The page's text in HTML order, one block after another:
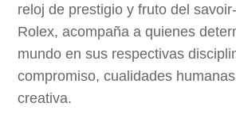
reloj de prestigio y fruto del
Rolex, acompaña a quienes
mundo en sus respectivas
compromiso, cualidades
creativa.